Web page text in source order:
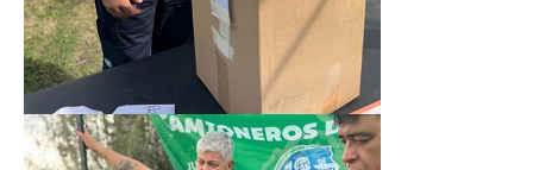
Contacto secretarías
Contacto sindicatos